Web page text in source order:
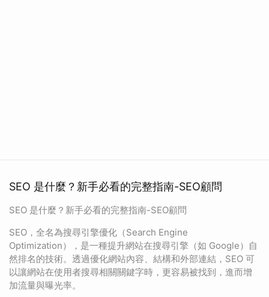
SEO 是什麼？新手必看的完整指南-SEO顧問
SEO 是什麼？新手必看的完整指南-SEO顧問
SEO，全名為搜尋引擎優化（Search Engine
Optimization），是一種提升網站在搜尋引擎（如 Google）自
然排名的技術。透過優化網站內容、結構和外部連結，SEO 可
以讓網站在使用者搜尋相關關鍵字時，更容易被找到，進而增
加流量與曝光率。